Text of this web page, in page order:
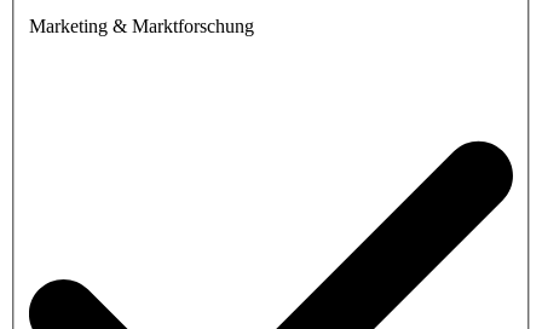
Marketing & Marktforschung